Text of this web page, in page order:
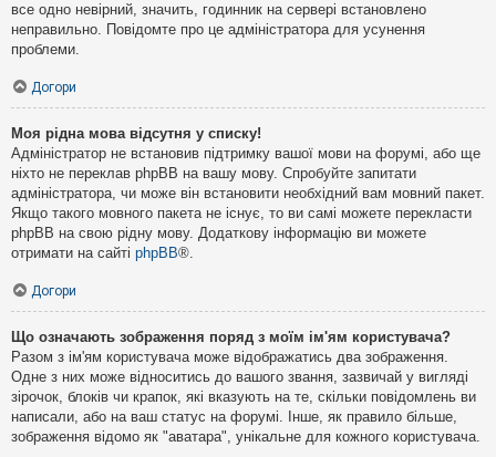
все одно невірний, значить, годинник на сервері встановлено
неправильно. Повідомте про це адміністратора для усунення
проблеми.
Догори
Моя рідна мова відсутня у списку!
Адміністратор не встановив підтримку вашої мови на форумі, або ще
ніхто не переклав phpBB на вашу мову. Спробуйте запитати
адміністратора, чи може він встановити необхідний вам мовний пакет.
Якщо такого мовного пакета не існує, то ви самі можете перекласти
phpBB на свою рідну мову. Додаткову інформацію ви можете
отримати на сайті phpBB®.
Догори
Що означають зображення поряд з моїм ім'ям користувача?
Разом з ім'ям користувача може відображатись два зображення.
Одне з них може відноситись до вашого звання, зазвичай у вигляді
зірочок, блоків чи крапок, які вказують на те, скільки повідомлень ви
написали, або на ваш статус на форумі. Інше, як правило більше,
зображення відомо як "аватара", унікальне для кожного користувача.